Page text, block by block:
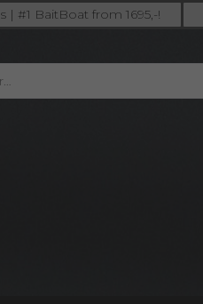
| #1 BaitBoat from 1695,-!